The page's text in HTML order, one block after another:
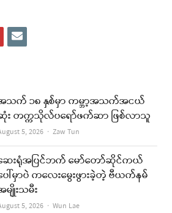
e
i
l
သက် ၁၈ နှစ်မှာ ကမ္ဘာ့အသက်အငယ်
း တက္ကသိုလ်ပရော်ဖက်ဆာ ဖြစ်လာသူ
5, 2026 Author
Zaw Tun
ေးရုံအပြင်ဘက် မော်တော်ဆိုင်ကယ်
ေါ်မှာပဲ ကလေးမွေးဖွားခဲ့တဲ့ ဗီယက်နမ်
မျိုးသမီး
5, 2026 Author
Wun Lae